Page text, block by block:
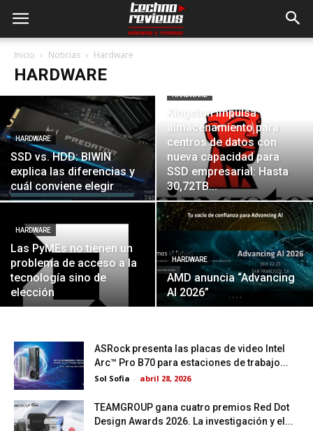
Inicio Noticias Hardware
HARDWARE
HARDWARE
SSD vs. HDD: BIWIN
explica las diferencias y
cuál conviene elegir
HARDWARE
Kingston impulsa
almacenamiento para
centros de datos con
nueva capacidad para
SSD empresarial: Hasta
30,72TB...
HARDWARE
Las PyMEs no tienen un
problema de acceso a la
tecnología sino de
elección
HARDWARE
AMD anuncia “Advancing
AI 2026”
ASRock presenta las placas de video Intel
Arc™ Pro B70 para estaciones de trabajo...
Sol Sofia - abril 28, 2026
TEAMGROUP gana cuatro premios Red Dot
Design Awards 2026. La investigación y el...